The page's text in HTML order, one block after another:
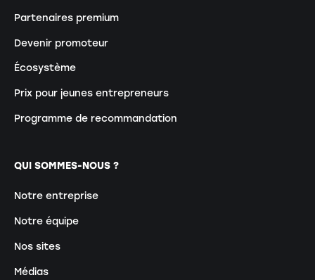
Partenaires premium
Devenir promoteur
Écosystème
Prix pour jeunes entrepreneurs
Programme de recommandation
QUI SOMMES-NOUS ?
Notre entreprise
Notre équipe
Nos sites
Médias